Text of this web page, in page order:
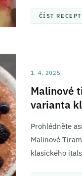
ČÍST RECEPT
1. 4. 2025
Malinové
varianta
Prohlédněte
Malinové
klasického